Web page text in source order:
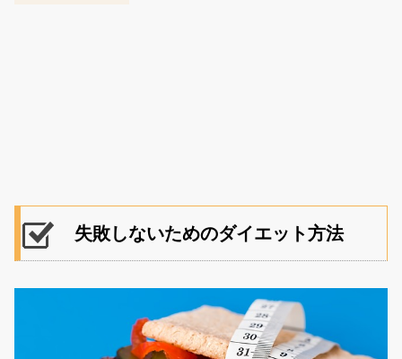
失敗しないためのダイエット方法